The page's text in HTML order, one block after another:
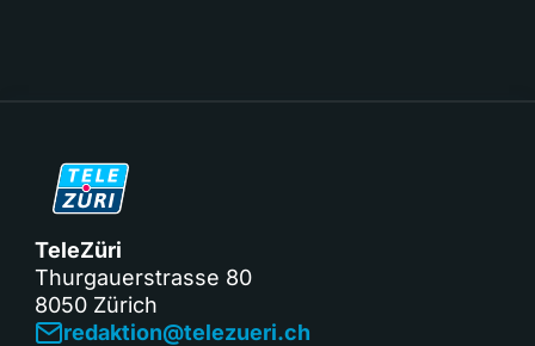
TeleZüri
Thurgauerstrasse 80
8050 Zürich
redaktion@telezueri.ch